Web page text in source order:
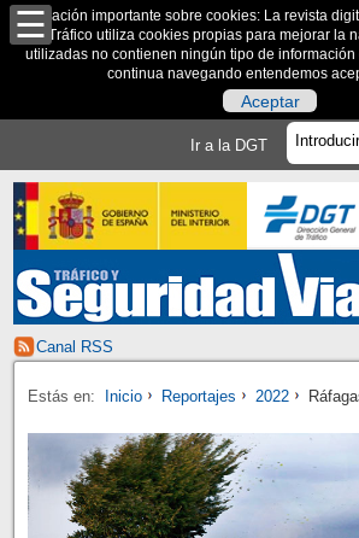
Información importante sobre cookies: La revista
de Tráfico utiliza cookies propias para mejorar la
utilizadas no contienen ningún tipo de información
continua navegando entendemos
Aceptar
Ir a la DGT
Canal RSS
Estás en: Inicio Reportajes 2022